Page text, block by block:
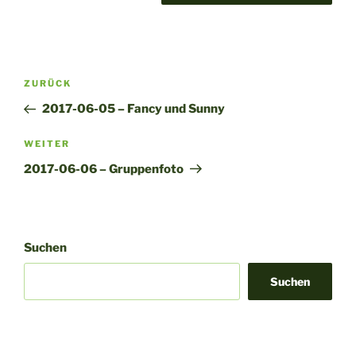
e
r
a
t
:
Beitragsnavigation
Vorheriger
Beitrag
ZURÜCK
2017-06-05 – Fancy und Sunny
Nächster
Beitrag
WEITER
2017-06-06 – Gruppenfoto
Suchen
Suchen